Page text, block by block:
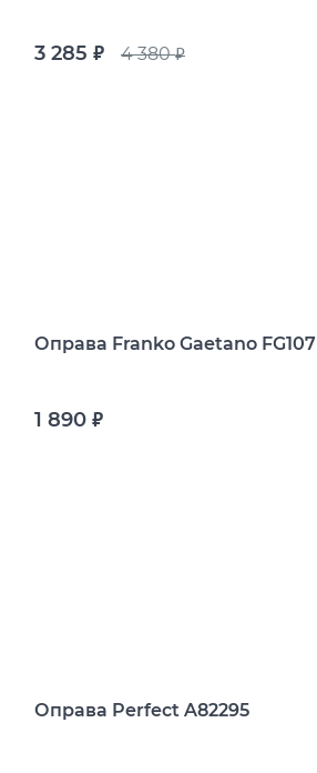
3 285 руб. 4 380руб.
Оправа Franko Gaetano FG107
1 890 руб.
Оправа Perfect A82295